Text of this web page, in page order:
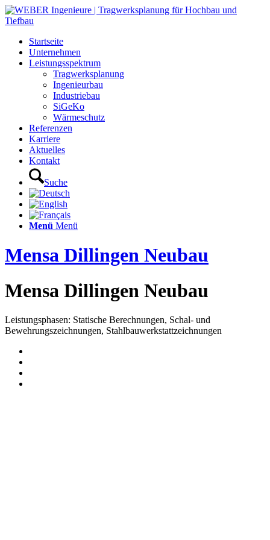
Startseite
Unternehmen
Leistungsspektrum
Tragwerksplanung
Ingenieurbau
Industriebau
SiGeKo
Wärmeschutz
Referenzen
Karriere
Aktuelles
Kontakt
Suche
Menü Menü
Mensa Dillingen Neubau
Mensa Dillingen Neubau
Leistungsphasen: Statische Berechnungen, Schal- und
Bewehrungszeichnungen, Stahlbauwerkstattzeichnungen